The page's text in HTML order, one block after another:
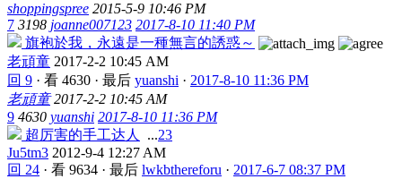
shoppingspree 2015-5-9 10:46 PM
7 3198 joanne007123 2017-8-10 11:40 PM
旗袍於我，永遠是一種無言的誘惑～
老頑童 2017-2-2 10:45 AM
回 9 · 看 4630 · 最后 yuanshi · 2017-8-10 11:36 PM
老頑童 2017-2-2 10:45 AM
9 4630 yuanshi 2017-8-10 11:36 PM
超厉害的手工达人
...23
Ju5tm3 2012-9-4 12:27 AM
回 24 · 看 9634 · 最后 lwkbthereforu · 2017-6-7 08:37 PM